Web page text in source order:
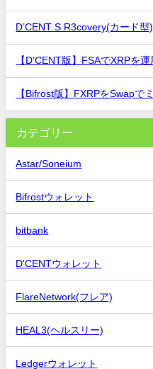
D’CENT S R3covery(カード
【D’CENT版】FSAでXRPを
【Bifrost版】FXRPをSwapで
カテゴリー
Astar/Soneium
Bifrostウォレット
bitbank
D'CENTウォレット
FlareNetwork(フレア)
HEAL3(ヘルスリー)
Ledgerウォレット